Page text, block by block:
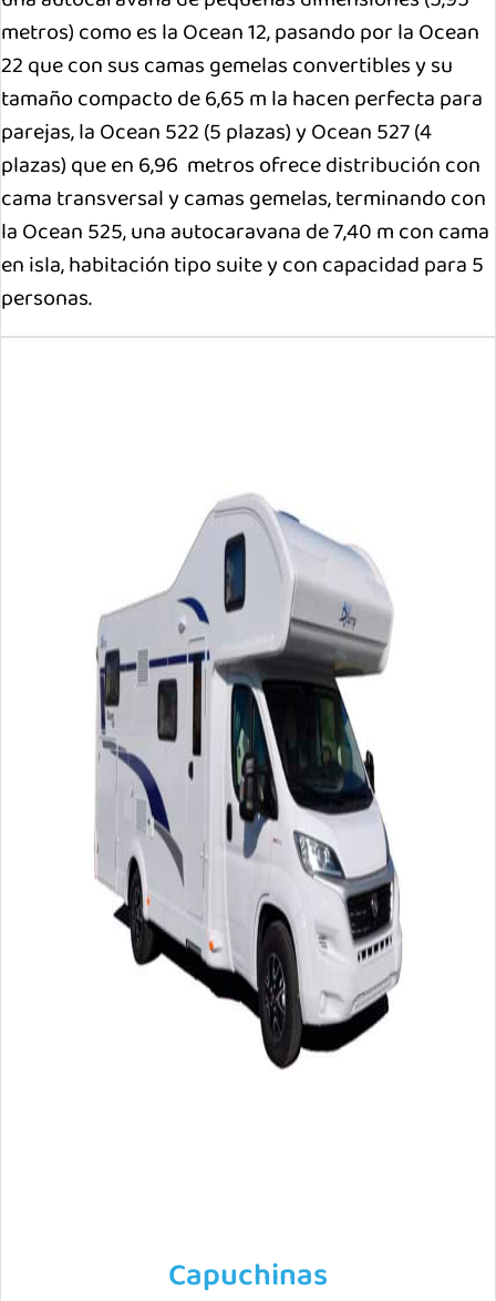
metros) como es la Ocean 12, pasando por la Ocean
22 que con sus camas gemelas convertibles y su
tamaño compacto de 6,65 m la hacen perfecta para
parejas, la Ocean 522 (5 plazas) y Ocean 527 (4
plazas) que en 6,96 metros ofrece distribución con
cama transversal y camas gemelas, terminando con
la Ocean 525, una autocaravana de 7,40 m con cama
en isla, habitación tipo suite y con capacidad para 5
personas.
Capuchinas